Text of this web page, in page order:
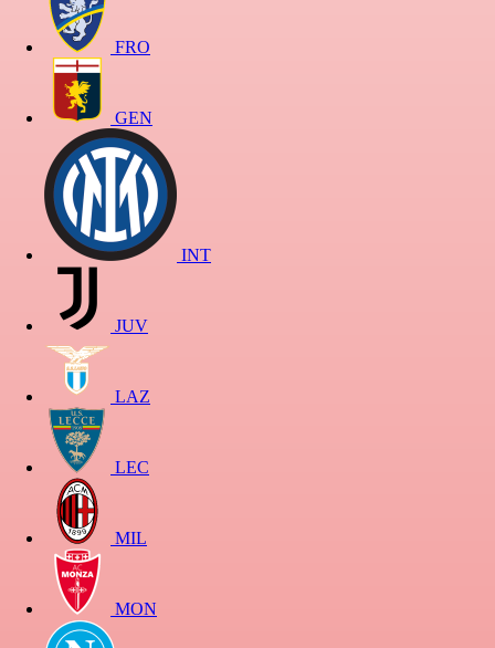
FRO
GEN
INT
JUV
LAZ
LEC
MIL
MON